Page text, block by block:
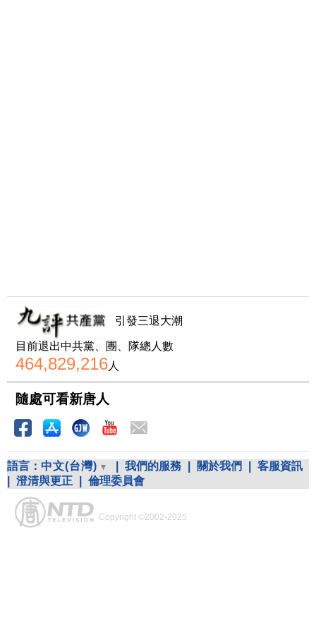
引發三退大潮
目前退出中共黨、團、隊總人數
464,829,216人
隨處可看新唐人
語言： 中文(台灣) 我們的服務 關於我們
客服資訊
澄清與更正 倫理委員會
Copyright ©2002-2025